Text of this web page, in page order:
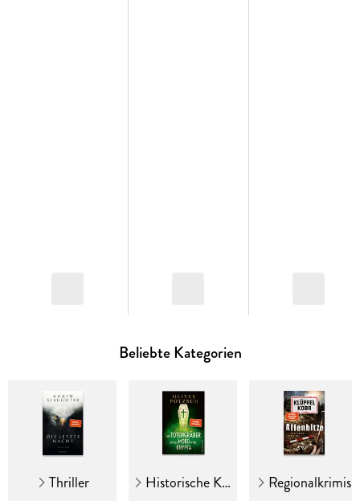
Beliebte Kategorien
Thriller Historische Krimis Regionalkrimis